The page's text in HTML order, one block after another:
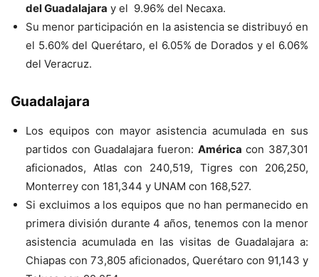
del Guadalajara y el 9.96% del Necaxa.
Su menor participación en la asistencia se distribuyó en
el 5.60% del Querétaro, el 6.05% de Dorados y el 6.06%
del Veracruz.
Guadalajara
Los equipos con mayor asistencia acumulada en sus
partidos con Guadalajara fueron: América con 387,301
aficionados, Atlas con 240,519, Tigres con 206,250,
Monterrey con 181,344 y UNAM con 168,527.
Si excluimos a los equipos que no han permanecido en
primera división durante 4 años, tenemos con la menor
asistencia acumulada en las visitas de Guadalajara a:
Chiapas con 73,805 aficionados, Querétaro con 91,143 y